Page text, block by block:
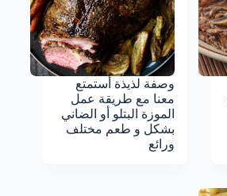
وصفة لذيذة أستمتع
معنا مع طريقة عمل
الموزة البتلو أو الضاني
بشكل و طعم مختلف
ورائع